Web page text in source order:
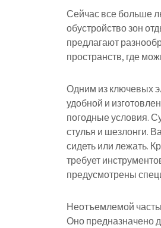
Сейчас все больше
обустройство зон
предлагают
пространств, где
Одним из ключевых
удобной и
погодные условия.
стулья и шезлонги.
сидеть или лежать.
требует
предусмотрены
Неотъемлемой
Оно предназначено